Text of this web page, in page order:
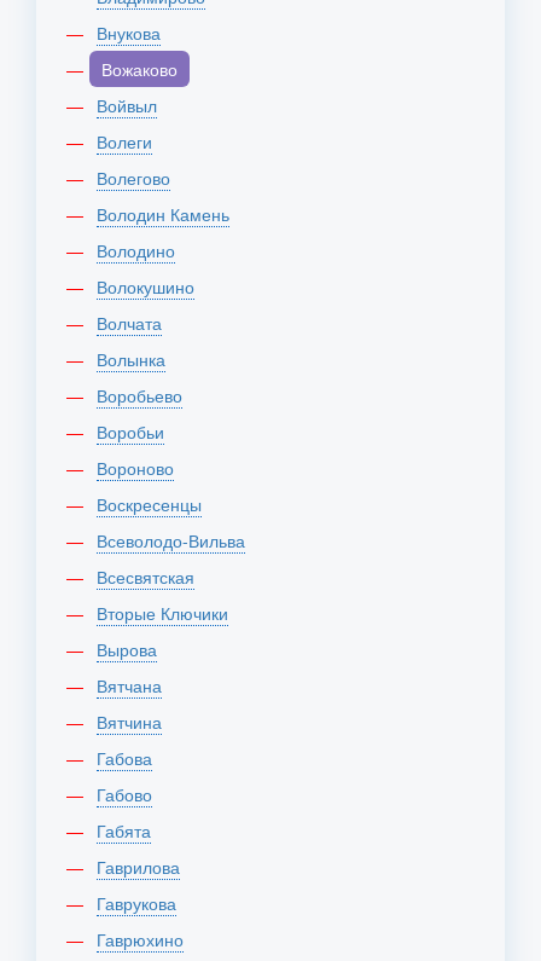
Внукова
Вожаково
Войвыл
Волеги
Волегово
Володин Камень
Володино
Волокушино
Волчата
Волынка
Воробьево
Воробьи
Вороново
Воскресенцы
Всеволодо-Вильва
Всесвятская
Вторые Ключики
Вырова
Вятчана
Вятчина
Габова
Габово
Габята
Гаврилова
Гаврукова
Гаврюхино